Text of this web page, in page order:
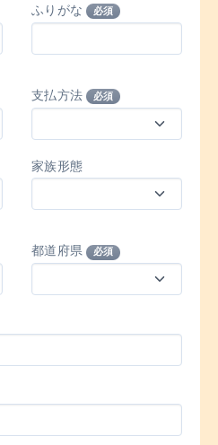
ふりがな 必須
支払方法 必須
家族形態
都道府県 必須